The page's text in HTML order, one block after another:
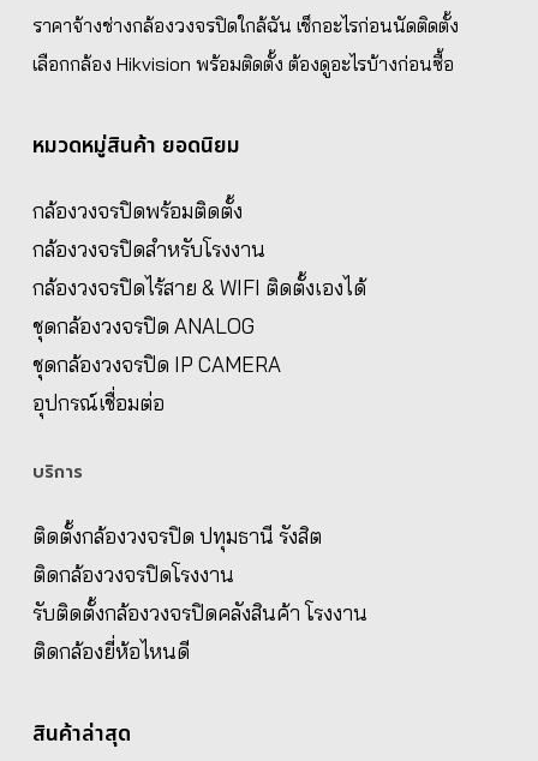
ราคาจ้างช่างกล้องวงจรปิดใกล้ฉัน เช็กอะไรก่อนนัดติดตั้ง
เลือกกล้อง Hikvision พร้อมติดตั้ง ต้องดูอะไรบ้างก่อนซื้อ
หมวดหมู่สินค้า ยอดนิยม
กล้องวงจรปิดพร้อมติดตั้ง
กล้องวงจรปิดสำหรับโรงงาน
กล้องวงจรปิดไร้สาย & WIFI ติดตั้งเองได้
ชุดกล้องวงจรปิด ANALOG
ชุดกล้องวงจรปิด IP CAMERA
อุปกรณ์เชื่อมต่อ
บริการ
ติดตั้งกล้องวงจรปิด ปทุมธานี รังสิต
ติดกล้องวงจรปิดโรงงาน
รับติดตั้งกล้องวงจรปิดคลังสินค้า โรงงาน
ติดกล้องยี่ห้อไหนดี
สินค้าล่าสุด